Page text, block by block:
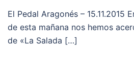
El Pedal Aragonés – 15.11.2015
de esta mañana nos hemos
de «La Salada […]